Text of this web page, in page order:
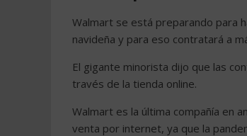
Walmart se está preparando para
navideña y para eso contratará a
El gigante minorista dijo que las
través de la tienda online.
Walmart es la última compañía en
venta por internet, ya que la